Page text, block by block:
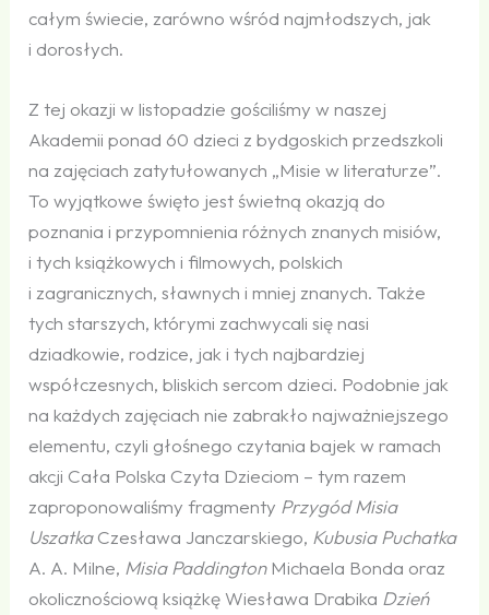
całym świecie, zarówno wśród najmłodszych, jak
i dorosłych.
Z tej okazji w listopadzie gościliśmy w naszej
Akademii ponad 60 dzieci z bydgoskich przedszkoli
na zajęciach zatytułowanych „Misie w literaturze”.
To wyjątkowe święto jest świetną okazją do
poznania i przypomnienia różnych znanych misiów,
i tych książkowych i filmowych, polskich
i zagranicznych, sławnych i mniej znanych. Także
tych starszych, którymi zachwycali się nasi
dziadkowie, rodzice, jak i tych najbardziej
współczesnych, bliskich sercom dzieci. Podobnie jak
na każdych zajęciach nie zabrakło najważniejszego
elementu, czyli głośnego czytania bajek w ramach
akcji Cała Polska Czyta Dzieciom – tym razem
zaproponowaliśmy fragmenty Przygód Misia
UszatkaCzesława Janczarskiego, Kubusia Puchatka
A. A. Milne, Misia PaddingtonMichaela Bonda oraz
okolicznościową książkę Wiesława Drabika Dzień